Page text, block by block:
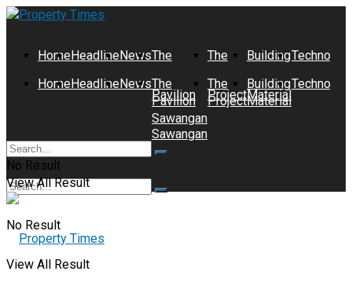
HomeHeadlineNewsThe
Pavilion
Sawangan
The
Project
Building
Material
No Result
View All Result
HomeHeadlineNewsThe
Pavilion
Sawangan
The
Project
Building
Material
No Result
View All Result